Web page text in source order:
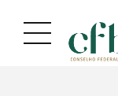
conteúdo
navegação